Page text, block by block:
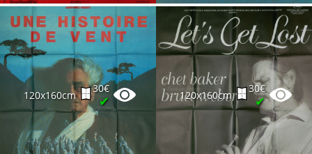
120x160cm
30€
✔ 120x160cm
30€
✔